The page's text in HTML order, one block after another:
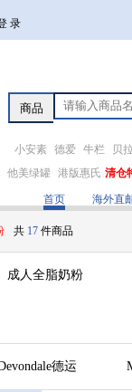
录
小安素 德爱 牛栏
贝
他美绿罐 港版惠氏 清仓
首页 海外直
共 17 件商品
成人全脂奶粉
德运